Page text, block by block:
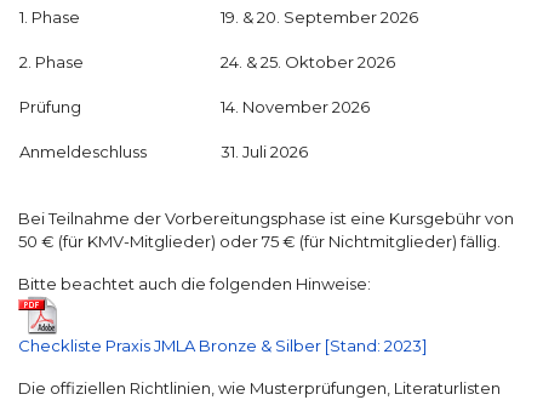
1. Phase 19. & 20. September 2026
2. Phase 24. & 25. Oktober 2026
Prüfung 14. November 2026
Anmeldeschluss 31. Juli 2026
Bei Teilnahme der Vorbereitungsphase ist eine Kursgebühr von
50 € (für KMV-Mitglieder) oder 75 € (für Nichtmitglieder) fällig.
Bitte beachtet auch die folgenden Hinweise:
Checkliste Praxis JMLA Bronze & Silber [Stand: 2023]
Die offiziellen Richtlinien, wie Musterprüfungen, Literaturlisten